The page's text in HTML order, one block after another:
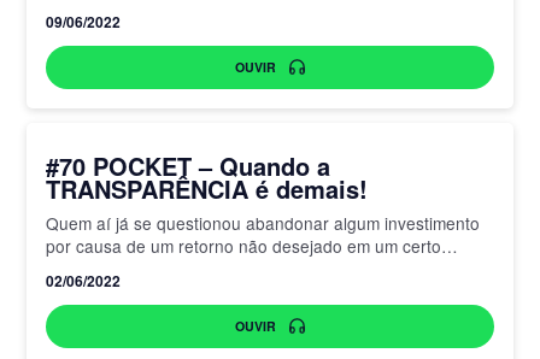
09/06/2022
OUVIR
#70 POCKET – Quando a
TRANSPARÊNCIA é demais!
Quem aí já se questionou abandonar algum investimento
por causa de um retorno não desejado em um certo
02/06/2022
OUVIR